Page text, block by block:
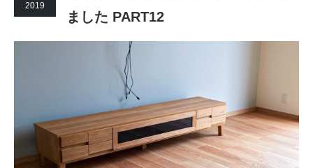
2019
ました PART12